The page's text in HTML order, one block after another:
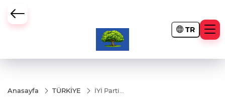
TR
Anasayfa TÜRKİYE
İYİ Parti